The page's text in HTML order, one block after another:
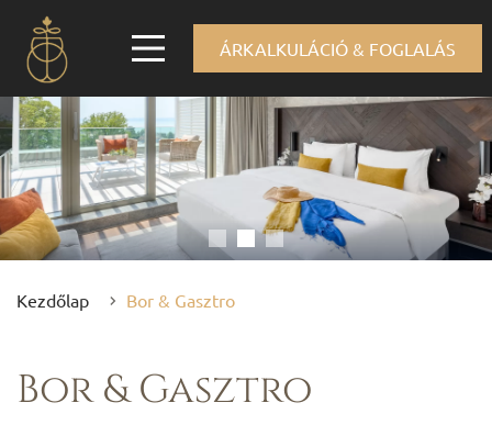
ÁRKALKULÁCIÓ & FOGLALÁS
Kezdőlap Bor & Gasztro
Bor & Gasztro